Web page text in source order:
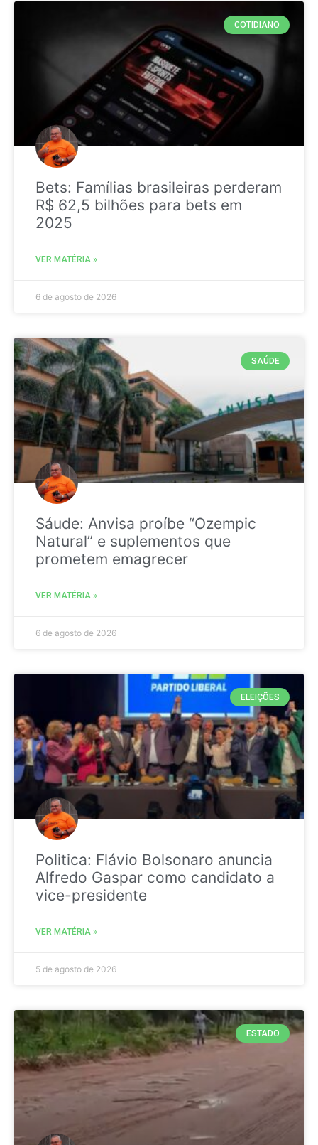
COTIDIANO
Bets: Famílias brasileiras perderam
R$ 62,5 bilhões para bets em
2025
VER MATÉRIA »
6 de agosto de 2026
SAÚDE
Sáude: Anvisa proíbe “Ozempic
Natural” e suplementos que
prometem emagrecer
VER MATÉRIA »
6 de agosto de 2026
ELEIÇÕES
Politica: Flávio Bolsonaro anuncia
Alfredo Gaspar como candidato a
vice-presidente
VER MATÉRIA »
5 de agosto de 2026
ESTADO